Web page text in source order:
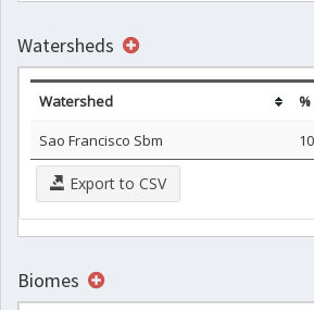
Watersheds
Watershed
Sao Francisco Sbm
Export to CSV
Biomes